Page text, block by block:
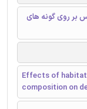
بر روی گونه های
Effects of
composition on